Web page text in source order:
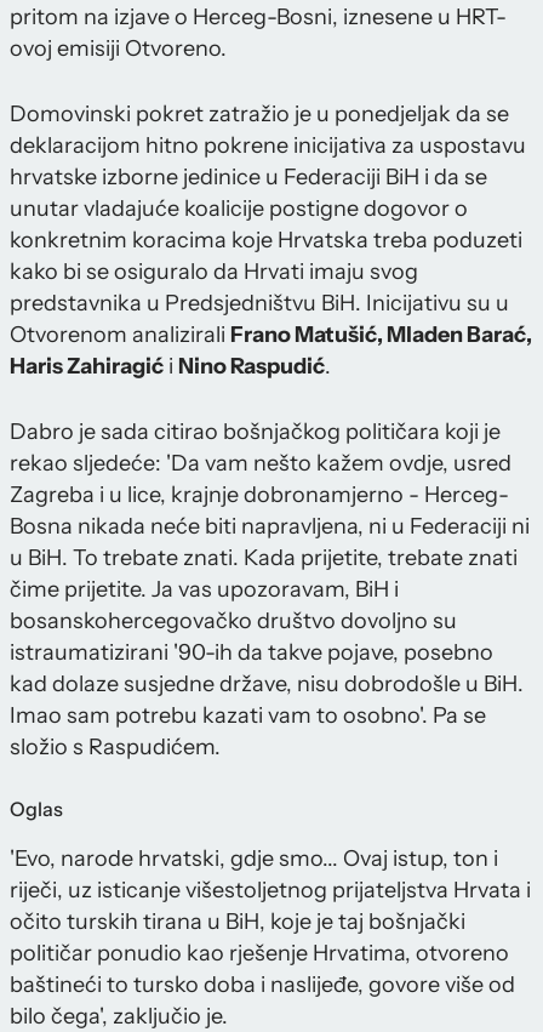
pritom na izjave o Herceg-Bosni, iznesene u HRT-
ovoj emisiji Otvoreno.
Domovinski pokret zatražio je u ponedjeljak da se
deklaracijom hitno pokrene inicijativa za uspostavu
hrvatske izborne jedinice u Federaciji BiH i da se
unutar vladajuće koalicije postigne dogovor o
konkretnim koracima koje Hrvatska treba poduzeti
kako bi se osiguralo da Hrvati imaju svog
predstavnika u Predsjedništvu BiH. Inicijativu su u
Otvorenom analizirali Frano Matušić, Mladen Barać,
Haris Zahiragić i Nino Raspudić.
Dabro je sada citirao bošnjačkog političara koji je
rekao sljedeće: 'Da vam nešto kažem ovdje, usred
Zagreba i u lice, krajnje dobronamjerno - Herceg-
Bosna nikada neće biti napravljena, ni u Federaciji ni
u BiH. To trebate znati. Kada prijetite, trebate znati
čime prijetite. Ja vas upozoravam, BiH i
bosanskohercegovačko društvo dovoljno su
istraumatizirani '90-ih da takve pojave, posebno
kad dolaze susjedne države, nisu dobrodošle u BiH.
Imao sam potrebu kazati vam to osobno'. Pa se
složio s Raspudićem.
Oglas
'Evo, narode hrvatski, gdje smo... Ovaj istup, ton i
riječi, uz isticanje višestoljetnog prijateljstva Hrvata i
očito turskih tirana u BiH, koje je taj bošnjački
političar ponudio kao rješenje Hrvatima, otvoreno
baštineći to tursko doba i naslijeđe, govore više od
bilo čega', zaključio je.